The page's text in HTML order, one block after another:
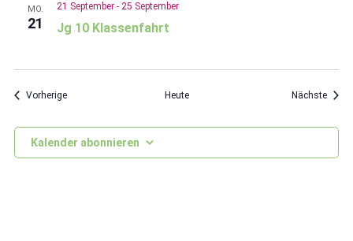
MO.
21 Jg 10 Klassenfahrt
21 September - 25 September
VorherigeVeranstaltungen Heute Nächste
Kalender abonnieren